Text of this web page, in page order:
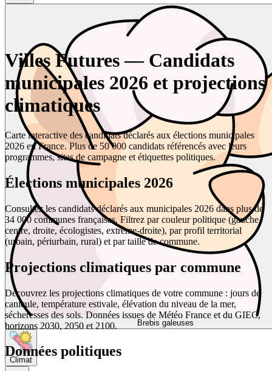
Brebis galeuses
Climat
Villes Futures — Candidats
municipales 2026 et projections
climatiques
Carte interactive des candidats déclarés aux élections municipales
2026 en France. Plus de 50 000 candidats référencés avec leurs
programmes, sites de campagne et étiquettes politiques.
Élections municipales 2026
Consultez les candidats déclarés aux municipales 2026 dans plus de
34 000 communes françaises. Filtrez par couleur politique (gauche,
centre, droite, écologistes, extrême-droite), par profil territorial
(urbain, périurbain, rural) et par taille de commune.
Projections climatiques par commune
Découvrez les projections climatiques de votre commune : jours de
canicule, température estivale, élévation du niveau de la mer,
sécheresses des sols. Données issues de Météo France et du GIEC,
horizons 2030, 2050 et 2100.
Données politiques